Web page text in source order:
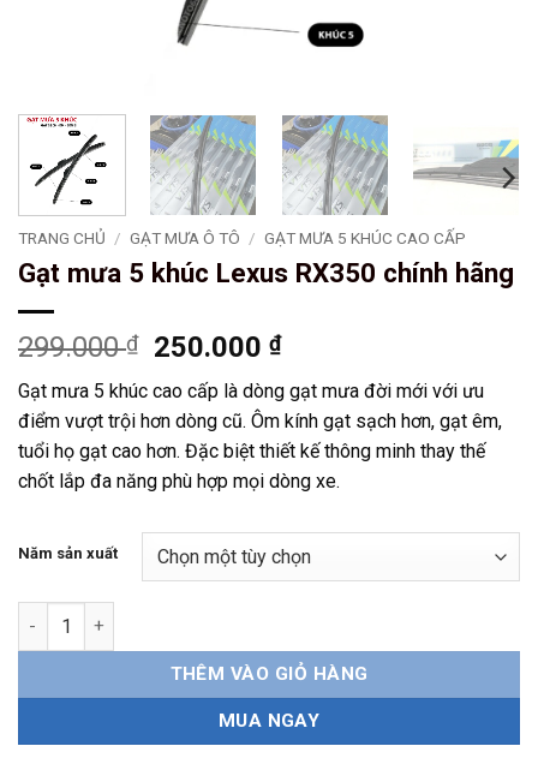
TRANG CHỦ / GẠT MƯA Ô TÔ / GẠT MƯA 5 KHÚC CAO CẤP
Gạt mưa 5 khúc Lexus RX350 chính hãng
299.000₫
Giá
gốc
là:
299.000 ₫.
250.000₫Giá
tại
là:
250.000 ₫.
Gạt mưa 5 khúc cao cấp là dòng gạt mưa đời mới với ưu
điểm vượt trội hơn dòng cũ. Ôm kính gạt sạch hơn, gạt êm,
tuổi họ gạt cao hơn. Đặc biệt thiết kế thông minh thay thế
chốt lắp đa năng phù hợp mọi dòng xe.
Năm sản xuất
Gạt mưa 5 khúc Lexus RX350 chính hãng số lượng
THÊM VÀO GIỎ HÀNG
MUA NGAY